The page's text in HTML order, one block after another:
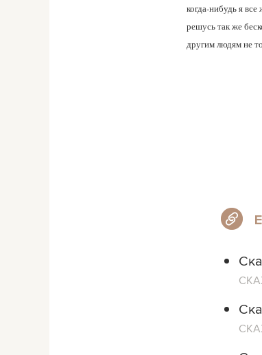
когда-нибудь я
решусь так же
другим людям не